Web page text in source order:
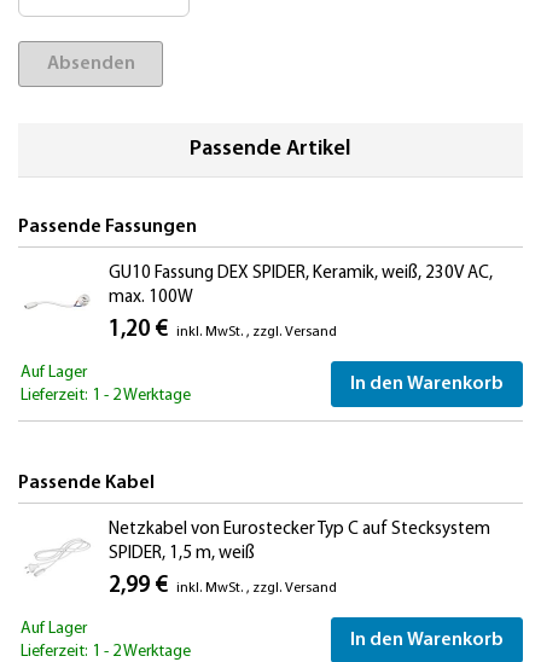
Absenden
Passende Artikel
Passende Fassungen
GU10 Fassung DEX SPIDER, Keramik, weiß, 230V AC,
max. 100W
1,20 € inkl. MwSt. , zzgl. Versand
Auf Lager
Lieferzeit: 1 - 2 Werktage
In den Warenkorb
Passende Kabel
Netzkabel von Eurostecker Typ C auf Stecksystem
SPIDER, 1,5 m, weiß
2,99 € inkl. MwSt. , zzgl. Versand
Auf Lager
Lieferzeit: 1 - 2 Werktage
In den Warenkorb